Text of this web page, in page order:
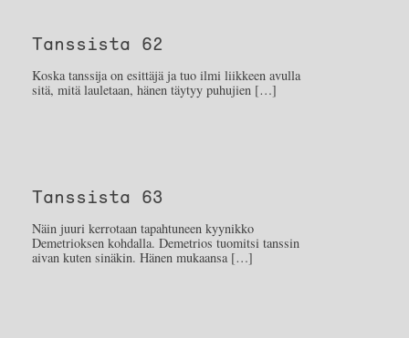
Tanssista 62
Koska tanssija on esittäjä ja tuo ilmi liikkeen avulla
sitä, mitä lauletaan, hänen täytyy puhujien […]
Tanssista 63
Näin juuri kerrotaan tapahtuneen kyynikko
Demetrioksen kohdalla. Demetrios tuomitsi tanssin
aivan kuten sinäkin. Hänen mukaansa […]